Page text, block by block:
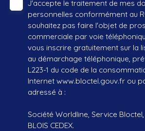
J'accepte le traitement de mes
personnelles conformément au
souhaitez pas faire l'objet de
commerciale par voie
vous inscrire gratuitement sur la
au démarchage téléphonique,
L223-1 du code de la
Internet www.bloctel.gouv.fr ou
adressé à :
Société Worldline, Service Bloctel,
BLOIS CEDEX.